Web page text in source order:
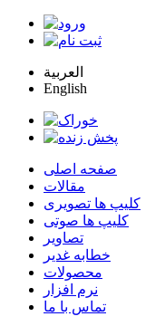
العربية
English
صفحه اصلی
مقالات
کلیپ ها تصویری
کلیپ ها صوتی
تصاویر
خطابه غدیر
محصولات
نرم افزار
تماس با ما